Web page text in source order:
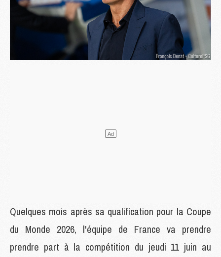
Quelques mois après sa qualification pour la Coupe
du Monde 2026, l'équipe de France va prendre
prendre part à la compétition du jeudi 11 juin au